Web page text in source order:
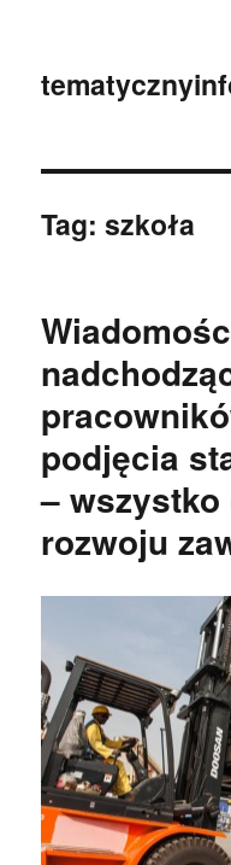
Tag:szkoła
podjęcia
–
rozwoju